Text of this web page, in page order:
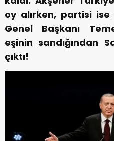
oy alırken, partisi ise
Genel Başkanı
eşinin sandığından
çıktı!